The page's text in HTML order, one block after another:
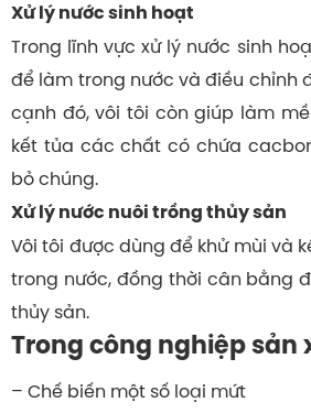
Xử lý nước sinh hoạt
Trong lĩnh vực xử lý nước sinh
để làm trong nước và điều chỉnh
cạnh đó, vôi tôi còn giúp làm
kết tủa các chất có chứa
bỏ chúng.
Xử lý nước nuôi trồng thủy sản
Vôi tôi được dùng để khử mùi và
trong nước, đồng thời cân bằng
thủy sản.
Trong công nghiệp sản
– Chế biến một số loại mứt